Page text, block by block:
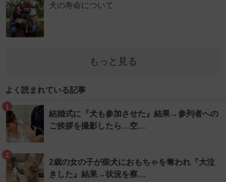
犬の寿命について
もっと見る
よく読まれている記事
1
結婚式に『犬も参加させた』結果→参列者への
ご挨拶を撮影したら…空…
2
2歳の女の子が柴犬におもちゃを奪われ『大泣
きした』結果→状況を察…